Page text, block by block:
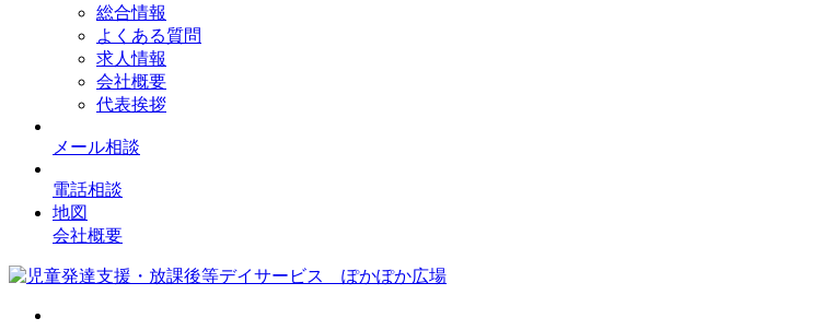
総合情報
よくある質問
求人情報
会社概要
代表挨拶
メール相談
電話相談
地図
会社概要